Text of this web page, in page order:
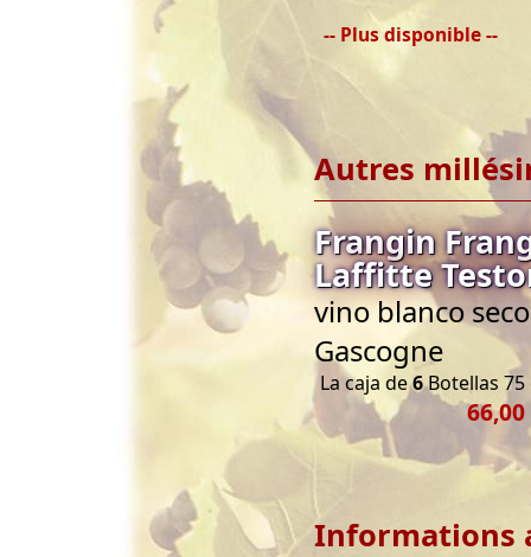
-- Plus disponible --
Autres
Frangin
Laffitte
vino blanco
Gascogne
La caja de6Botellas 75
66,00
Informations